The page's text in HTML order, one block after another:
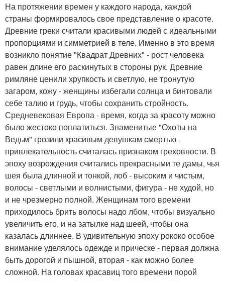
На протяжении времен у каждого народа, каждой
страны формировалось свое представление о красоте.
Древние греки считали красивыми людей с идеальными
пропорциями и симметрией в теле. Именно в это время
возникло понятие "Квадрат Древних" - рост человека
равен длине его раскинутых в стороны рук. Древние
римляне ценили хрупкость и светлую, не тронутую
загаром, кожу - женщины избегали солнца и бинтовали
себе талию и грудь, чтобы сохранить стройность.
Средневековая Европа - время, когда за красоту можно
было жестоко поплатиться. Знаменитые "Охоты на
Ведьм" грозили красивым девушкам смертью -
привлекательность считалась признаком греховности. В
эпоху возрождения считались прекрасными те дамы, чья
шея была длинной и тонкой, лоб - высоким и чистым,
волосы - светлыми и волнистыми, фигура - не худой, но
и не чрезмерно полной. Женщинам того времени
приходилось брить волосы надо лбом, чтобы визуально
увеличить его, и на затылке над шеей, чтобы она
казалась длиннее. В удивительную эпоху рококо особое
внимание уделялось одежде и прическе - первая должна
быть дорогой и пышной, вторая - как можно более
сложной. На головах красавиц того времени порой